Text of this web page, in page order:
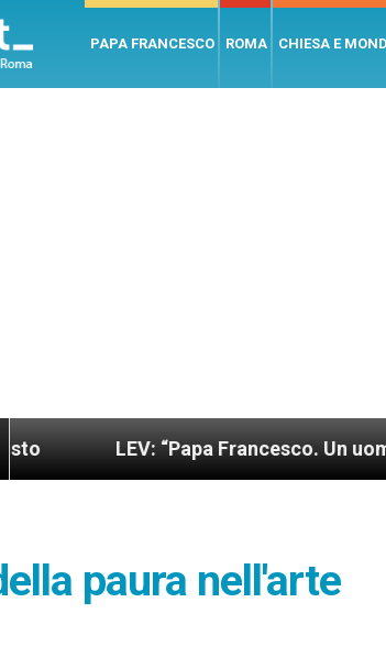
PAPA FRANCESCO ROMA CHIESA E
LEV: “Papa Francesco. Un uomo di
paura nell'arte